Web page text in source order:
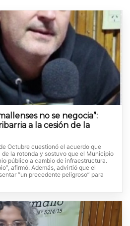
no se negocia”:
a la cesión de la
Octubre cuestionó el acuerdo que
la rotonda y sostuvo que el Municipio
público a cambio de infraestructura.
afirmó. Además, advirtió que el
“un precedente peligroso” para